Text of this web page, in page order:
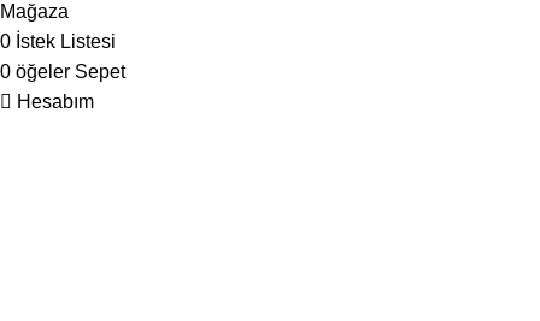
Mağaza
0 İstek Listesi
0 öğeler Sepet
Hesabım